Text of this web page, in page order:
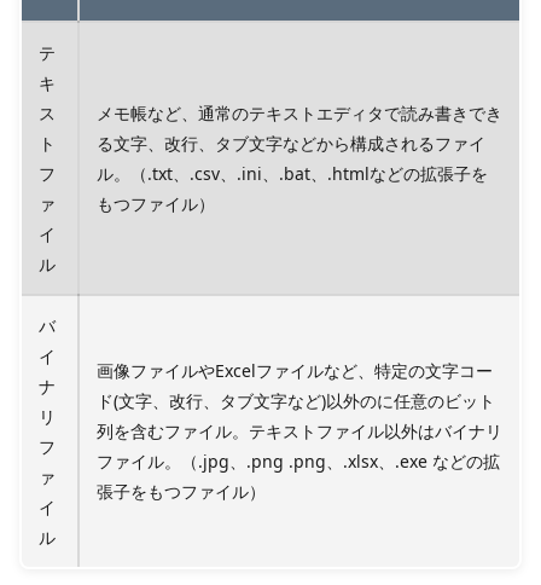
テ
キ
ス
ト
フ
ァ
イ
ル
メモ帳など、通常のテキストエディタで読み書きでき
る文字、改行、タブ文字などから構成されるファイ
ル。（.txt、.csv、.ini、.bat、.htmlなどの拡張子を
もつファイル）
バ
イ
ナ
リ
フ
ァ
イ
ル
画像ファイルやExcelファイルなど、特定の文字コー
ド(文字、改行、タブ文字など)以外のに任意のビット
列を含むファイル。テキストファイル以外はバイナリ
ファイル。（.jpg、.png .png、.xlsx、.exe などの拡
張子をもつファイル）